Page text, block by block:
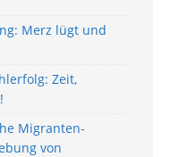
Merz lügt und
Zeit,
Migranten-
von